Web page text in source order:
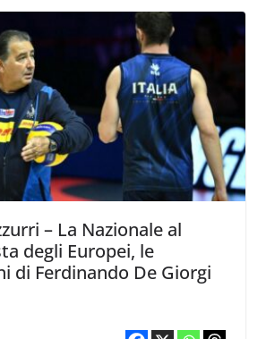
– La Nazionale al
degli Europei, le
di Ferdinando De Giorgi